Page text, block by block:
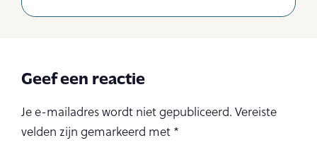
Geef een reactie
Je e-mailadres wordt niet gepubliceerd. Vereiste
velden zijn gemarkeerd met *